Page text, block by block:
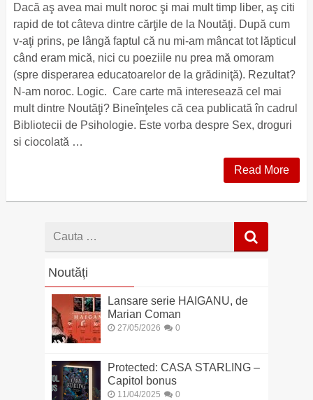
Dacă aş avea mai mult noroc şi mai mult timp liber, aş citi
rapid de tot câteva dintre cărţile de la Noutăţi. După cum
v-aţi prins, pe lângă faptul că nu mi-am mâncat tot lăpticul
când eram mică, nici cu poeziile nu prea mă omoram
(spre disperarea educatoarelor de la grădiniţă). Rezultat?
N-am noroc. Logic. Care carte mă interesează cel mai
mult dintre Noutăţi? Bineînţeles că cea publicată în cadrul
Bibliotecii de Psihologie. Este vorba despre Sex, droguri
si ciocolată …
Read More
Cauta
Noutăți
Lansare serie HAIGANU, de
Marian Coman
27/05/2026 0
Protected: CASA STARLING –
Capitol bonus
11/04/2025 0